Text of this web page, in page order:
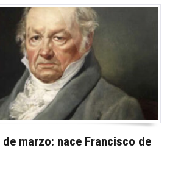
marzo: nace Francisco de